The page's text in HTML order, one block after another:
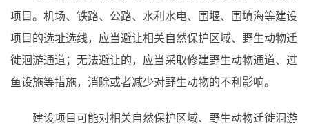
项目。机场、铁路、公路、水利水电、围堰、围填海等建设
项目的选址选线，应当避让相关自然保护区域、野生动物迁
徙洄游通道；无法避让的，应当采取修建野生动物通道、过
鱼设施等措施，消除或者减少对野生动物的不利影响。
建设项目可能对相关自然保护区域、野生动物迁徙洄游